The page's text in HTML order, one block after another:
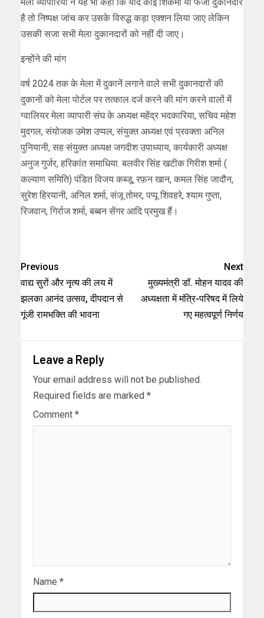
है तो निष्पक्ष जांच कर उसके विरुद्ध कड़ा एक्शन लिया जाए लेकिन
उसकी सजा सभी मेला दुकानदारों को नहीं दी जाए।
इन्होंने की मांग
वर्ष 2024 तक के मेला में दुकानें लगाने वाले सभी दुकानदारों की
दुकानों को मेला पोर्टल पर तत्काल दर्ज करने की मांग करने वालों में
ग्वालियर मेला व्यापारी संघ के अध्यक्ष महेंद्र भदकारिया, सचिव महेश
मुदगल, संयोजक उमेश उप्पल, संयुक्त अध्यक्ष एवं प्रवक्ता अनिल
पुनियानी, सह संयुक्त अध्यक्ष जगदीश उपाध्याय, कार्यकारी अध्यक्ष
अनुज गुर्जर, हरिकांत समाधिया. बलवीर सिंह खटीक गिरीश शर्मा (
कल्याण समिति) पंडित विजय कब्जू, रफ़न खान, कमल सिंह जादौन,
सुरेश हिरयानी, अनिल शर्मा, संजू तोमर, पप्पू शिवहरे, श्याम गुप्ता,
रिजवान, गिर्राज शर्मा, बब्बन सेंगर आदि प्रमुख हैं।
Previous
वाद्य सुरों और नृत्य की लय में
झलका आनंद उत्सव, दीपदान से
गूंजी रामभक्ति की भावना
Next
मुख्यमंत्री डॉ. मोहन यादव की
अध्यक्षता में मंत्रि-परिषद में लिये
गए महत्वपूर्ण निर्णय
Leave a Reply
Your email address will not be published.
Required fields are marked *
Comment *
Name *